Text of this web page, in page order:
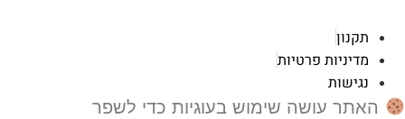
תקנון
מדיניות פרטיות
נגישות
האתר עושה שימוש בעוגיות כדי לשפר